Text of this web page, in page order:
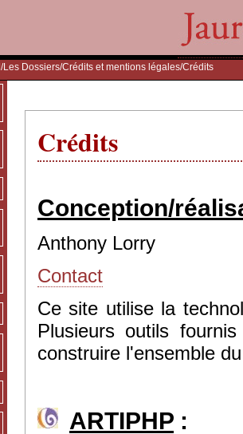
/Les Dossiers/Crédits et mentions légales/Crédits
Crédits
Conception/
Anthony Lorry
Contact
Ce site utilise la
Plusieurs outils
construire l'ensemble
ARTIPHP :